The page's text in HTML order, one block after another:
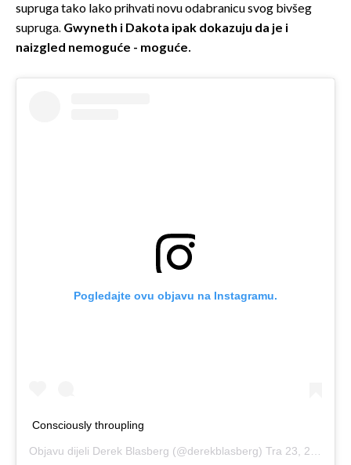
supruga tako lako prihvati novu odabranicu svog bivšeg
supruga. Gwyneth i Dakota ipak dokazuju da je i
naizgled nemoguće - moguće.
Pogledajte ovu objavu na Instagramu.
Consciously throupling
Objavu dijeli Derek Blasberg (@derekblasberg) Tra 23, 2019 u 11:55 PDT